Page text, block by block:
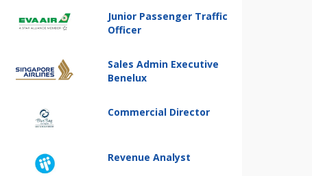
Junior Passenger Traffic
Officer
Sales Admin Executive
Benelux
Commercial Director
Revenue Analyst